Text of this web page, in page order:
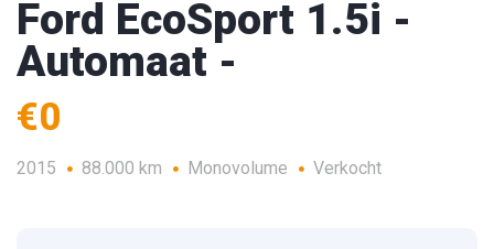
Ford EcoSport 1.5i -
Automaat -
€0
2015 88.000 km Monovolume Verkocht